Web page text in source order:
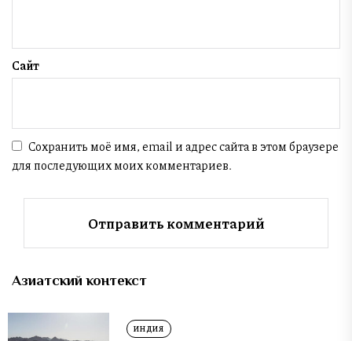
Сайт
Сохранить моё имя, email и адрес сайта в этом браузере
для последующих моих комментариев.
Азиатский контекст
ИНДИЯ